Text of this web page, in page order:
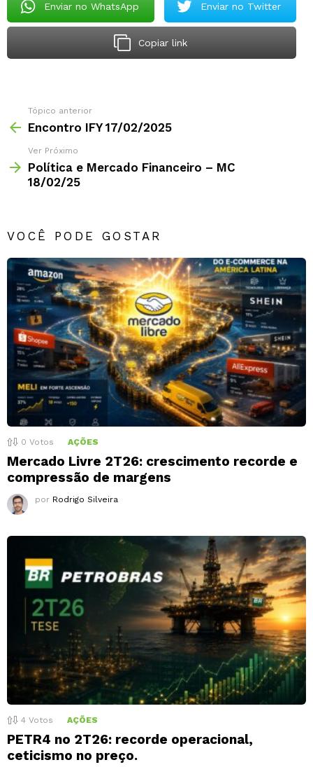
Enviar no WhatsApp Enviar no Twitter
Copiar link
Tópico anterior
Encontro IFY 17/02/2025
Ver Próximo
Política e Mercado Financeiro – MC
18/02/25
VOCÊ PODE GOSTAR
0 Votos AÇÕES
Mercado Livre 2T26: crescimento recorde e
compressão de margens
por Rodrigo Silveira
4 Votos AÇÕES
PETR4 no 2T26: recorde operacional,
ceticismo no preço.